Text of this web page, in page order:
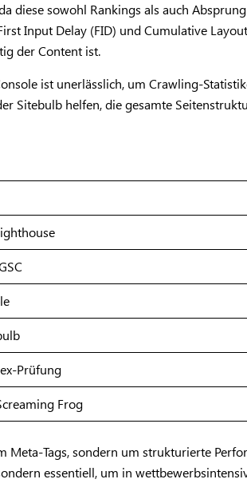
sowohl Rankings als auch
Input Delay (FID) und Cumulative
der Content ist.
ist unerlässlich, um Crawling-
Sitebulb helfen, die gesamte
Prüfung
Frog
Tags, sondern um strukturierte
essentiell, um in